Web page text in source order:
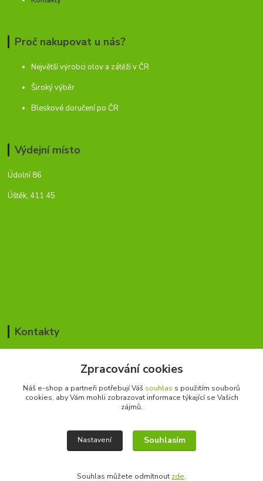
Proč nakupovat u nás?
Největší výrobci olov a zátěží v ČR
Široký výběr
Bleskové doručení po ČR
Výdejní místo
Údolní 86
Úštěk, 411 45
Kontakty
+420 776 168 366
cesky-rybar@seznam.cz
Zpracování cookies
Náš e-shop a partneři potřebují Váš souhlas s použitím souborů
cookies, aby Vám mohli zobrazovat informace týkající se Vašich
zájmů.
Nastavení Souhlasím
Souhlas můžete odmítnout zde.